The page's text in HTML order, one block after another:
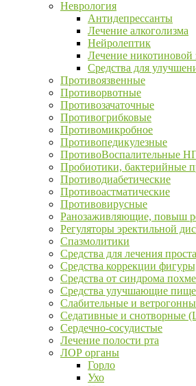
Неврология
Антидепрессанты
Лечение алкоголизма
Нейролептик
Лечение никотиновой
Средства для
Противоязвенные
Противорвотные
Противозачаточные
Противогрибковые
Противомикробное
Противопедикулезные
ПротивоВоспалительные
Пробиотики, бактерийные
Противодиабетические
Противоастматические
Противовирусные
Ранозаживляющие, повыш
Регуляторы эректильной
Спазмолитики
Средства для лечения
Средства коррекции
Средства от синдрома
Средства улучшающие
Слабительные и
Седативные и снотворные
Сердечно-сосудистые
Лечение полости рта
ЛОР органы
Горло
Ухо